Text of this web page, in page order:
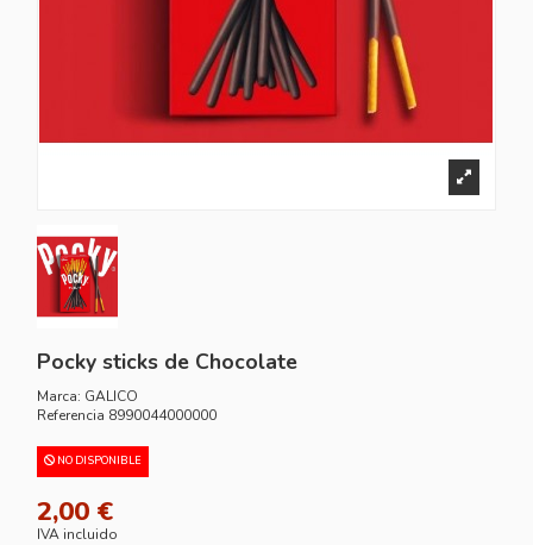
Pocky sticks de Chocolate
Marca: GALICO
Referencia 8990044000000
NO DISPONIBLE
2,00 €
IVA incluido